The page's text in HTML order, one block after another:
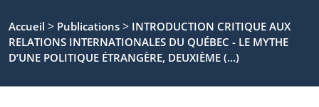
Accueil > Publications > INTRODUCTION CRITIQUE AUX
RELATIONS INTERNATIONALES DU QUÉBEC - LE MYTHE
D’UNE POLITIQUE ÉTRANGÈRE, DEUXIÈME (…)